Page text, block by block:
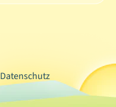
Datenschutz